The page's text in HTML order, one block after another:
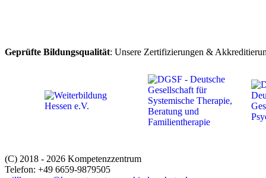
Geprüfte Bildungsqualität: Unsere Zertifizierungen &
(C) 2018 - 2026 Kompetenzzentrum
Telefon: +49 6659-9879505